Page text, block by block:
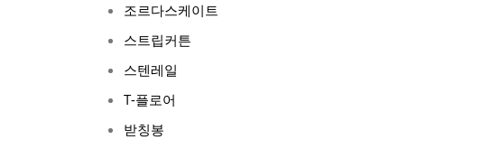
조르다스케이트
스트립커튼
스텐레일
T-플로어
받칭봉